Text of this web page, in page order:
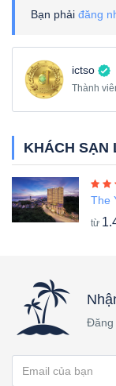
Bạn phải đăng
ictso
Thành
KHÁCH SẠN
The
từ
Đăng